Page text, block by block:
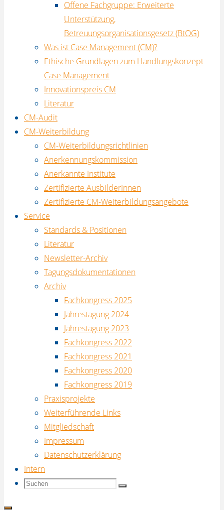
Offene Fachgruppe: Erweiterte
Unterstützung,
Betreuungsorganisationsgesetz (BtOG)
Was ist Case Management (CM)?
Ethische Grundlagen zum Handlungskonzept
Case Management
Innovationspreis CM
Literatur
CM-Audit
CM-Weiterbildung
CM-Weiterbildungsrichtlinien
Anerkennungskommission
Anerkannte Institute
Zertifizierte AusbilderInnen
Zertifizierte CM-Weiterbildungsangebote
Service
Standards & Positionen
Literatur
Newsletter-Archiv
Tagungsdokumentationen
Archiv
Fachkongress 2025
Jahrestagung 2024
Jahrestagung 2023
Fachkongress 2022
Fachkongress 2021
Fachkongress 2020
Fachkongress 2019
Praxisprojekte
Weiterführende Links
Mitgliedschaft
Impressum
Datenschutzerklärung
Intern
Suchen
Suche
Suchen